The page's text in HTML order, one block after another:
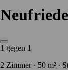
1 gegen 1
2 Zimmer ∙ 50 m² ∙